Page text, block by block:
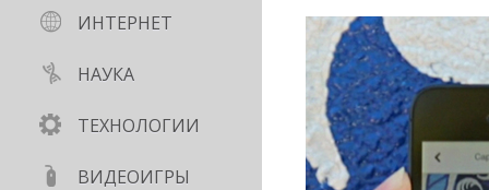
ИНТЕРНЕТ
НАУКА
ТЕХНОЛОГИИ
ВИДЕОИГРЫ